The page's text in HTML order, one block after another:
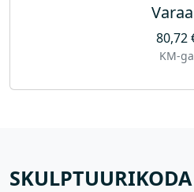
80,72
KM-ga